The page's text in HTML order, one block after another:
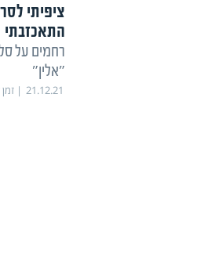
ציפיתי
התאכזבתי
רחמים על
"אלין"
21.12.21